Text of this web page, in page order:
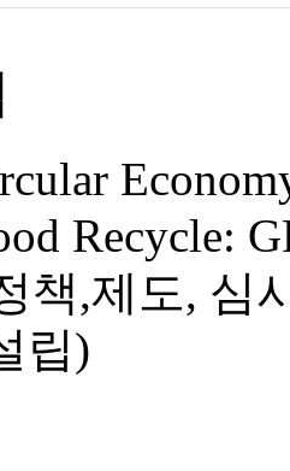
Recycle:
책,제도, 심
립)